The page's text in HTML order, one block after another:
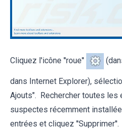
Cliquez l'icône ''roue''
dans Internet Explorer),
Ajouts". Rechercher toutes les
suspectes récemment
entrées et cliquez ''Supprimer''.